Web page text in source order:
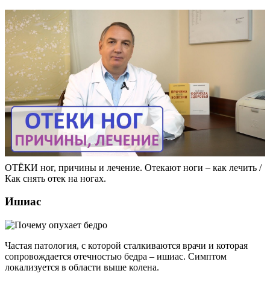
ОТЁКИ ног, причины и лечение. Отекают ноги – как лечить /
Как снять отек на ногах.
Ишиас
Частая патология, с которой сталкиваются врачи и которая
сопровождается отечностью бедра – ишиас. Симптом
локализуется в области выше колена.